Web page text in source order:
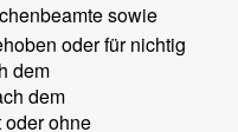
sowie
oder für nichtig
dem
dem
ohne